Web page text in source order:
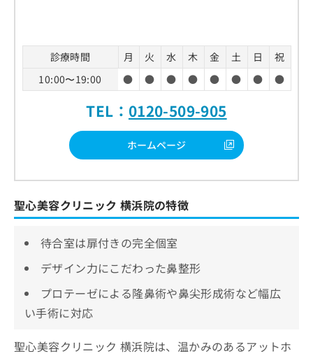
診療時間 月 火 水 木 金 土 日
祝
10:00〜19:00
● ● ● ● ● ● ● ●
TEL： 0120-509-905
ホームページ
聖心美容クリニック 横浜院の特徴
待合室は扉付きの完全個室
デザイン力にこだわった鼻整形
プロテーゼによる隆鼻術や鼻尖形成術など幅広
い手術に対応
聖心美容クリニック 横浜院は、温かみのあるアットホ